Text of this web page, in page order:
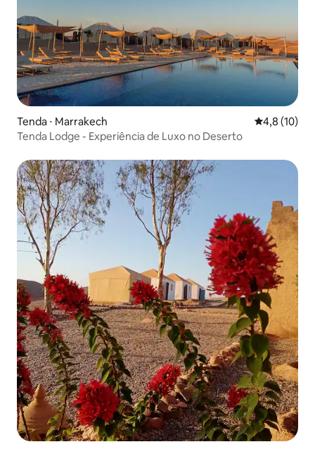
Tenda ⋅ Marrakech 4,8 de uma
4,8 (10)
Tenda Lodge - Experiência de Luxo no Deserto